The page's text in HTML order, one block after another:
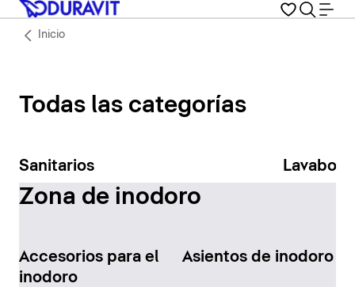
Inicio
Todas las categorías
Sanitarios Lavabos
Zona de inodoro
Accesorios para el
inodoro
Asientos de inodoro